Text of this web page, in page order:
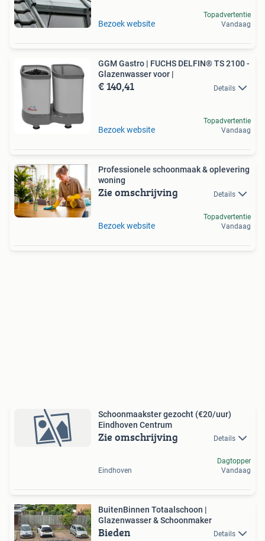
Bezoek website
Topadvertentie
Vandaag
GGM Gastro | FUCHS DELFIN® TS 2100 -
Glazenwasser voor |
€ 140,41 Details
Bezoek website
Topadvertentie
Vandaag
Professionele schoonmaak & oplevering
woning
Zie omschrijving Details
Bezoek website
Topadvertentie
Vandaag
Schoonmaakster gezocht (€20/uur)
Eindhoven Centrum
Zie omschrijving Details
Eindhoven
Dagtopper
Vandaag
BuitenBinnen Totaalschoon |
Glazenwasser & Schoonmaker
Bieden Details